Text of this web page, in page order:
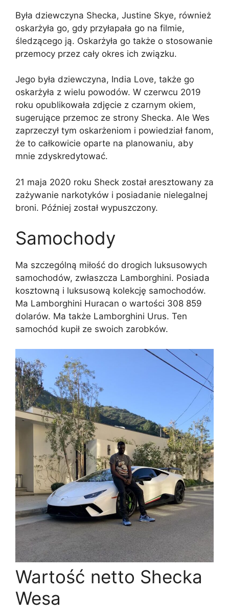
Była dziewczyna Shecka, Justine Skye, również
oskarżyła go, gdy przyłapała go na filmie,
śledzącego ją. Oskarżyła go także o stosowanie
przemocy przez cały okres ich związku.
Jego była dziewczyna, India Love, także go
oskarżyła z wielu powodów. W czerwcu 2019
roku opublikowała zdjęcie z czarnym okiem,
sugerujące przemoc ze strony Shecka. Ale Wes
zaprzeczył tym oskarżeniom i powiedział fanom,
że to całkowicie oparte na planowaniu, aby
mnie zdyskredytować.
21 maja 2020 roku Sheck został aresztowany za
zażywanie narkotyków i posiadanie nielegalnej
broni. Później został wypuszczony.
Samochody
Ma szczególną miłość do drogich luksusowych
samochodów, zwłaszcza Lamborghini. Posiada
kosztowną i luksusową kolekcję samochodów.
Ma Lamborghini Huracan o wartości 308 859
dolarów. Ma także Lamborghini Urus. Ten
samochód kupił ze swoich zarobków.
Wartość netto Shecka
Wesa